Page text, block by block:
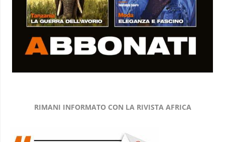
RIMANI INFORMATO CON LA RIVISTA AFRICA